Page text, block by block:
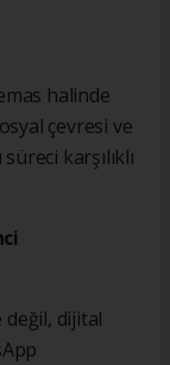
halinde
çevresi ve
karşılıklı
değil, dijital